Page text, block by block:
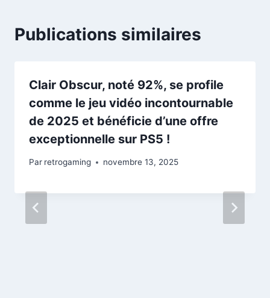
Publications similaires
Clair Obscur, noté 92%, se profile
comme le jeu vidéo incontournable
de 2025 et bénéficie d’une offre
exceptionnelle sur PS5 !
Par retrogaming novembre 13, 2025